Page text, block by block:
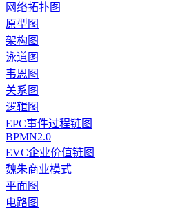
网络拓扑图
原型图
架构图
泳道图
韦恩图
关系图
逻辑图
EPC事件过程链图
BPMN2.0
EVC企业价值链图
魏朱商业模式
平面图
电路图